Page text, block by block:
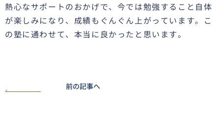
熱心なサポートのおかげで、今では勉強すること自体
が楽しみになり、成績もぐんぐん上がっています。こ
の塾に通わせて、本当に良かったと思います。
前の記事へ